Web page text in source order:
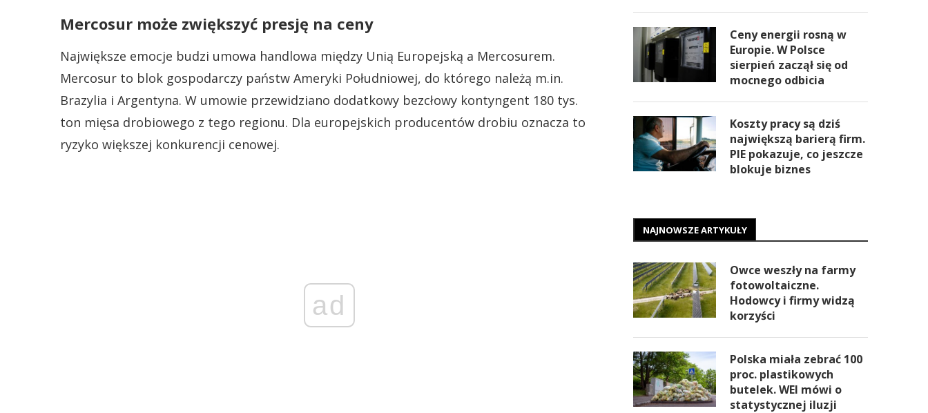
Mercosur może zwiększyć presję na ceny
Największe emocje budzi umowa handlowa między Unią Europejską a Mercosurem.
Mercosur to blok gospodarczy państw Ameryki Południowej, do którego należą m.in.
Brazylia i Argentyna. W umowie przewidziano dodatkowy bezcłowy kontyngent 180 tys.
ton mięsa drobiowego z tego regionu. Dla europejskich producentów drobiu oznacza to
ryzyko większej konkurencji cenowej.
ad
Ceny energii rosną w
Europie. W Polsce
sierpień zaczął się od
mocnego odbicia
Koszty pracy są dziś
największą barierą firm.
PIE pokazuje, co jeszcze
blokuje biznes
NAJNOWSZE ARTYKUŁY
Owce weszły na farmy
fotowoltaiczne.
Hodowcy i firmy widzą
korzyści
Polska miała zebrać 100
proc. plastikowych
butelek. WEI mówi o
statystycznej iluzji